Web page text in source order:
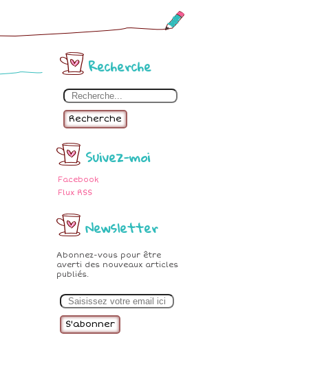
Recherche
Recherche
Suivez-moi
Facebook
Flux RSS
Newsletter
Abonnez-vous pour être
averti des nouveaux articles
publiés.
m